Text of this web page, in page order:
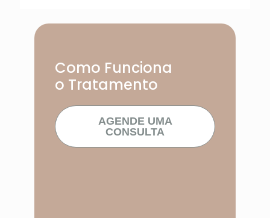
Como Funciona
o Tratamento
AGENDE UMA
CONSULTA